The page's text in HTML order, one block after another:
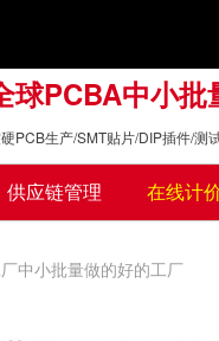
球PCBA中小
PCB生产/SMT贴片/DIP插件/测
供应链管理 在线计
中小批量做的好的工厂